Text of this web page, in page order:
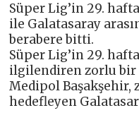
Süper Lig’in 29.
ile Galatasaray
berabere bitti.
Süper Lig’in 29.
ilgilendiren zorlu bir
Medipol Başakşehir,
hedefleyen